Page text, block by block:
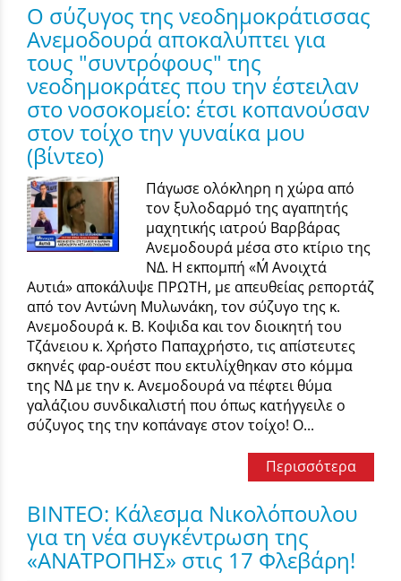
Ο σύζυγος της νεοδημοκράτισσας
Ανεμοδουρά αποκαλύπτει για
τους "συντρόφους" της
νεοδημοκράτες που την έστειλαν
στο νοσοκομείο: έτσι κοπανούσαν
στον τοίχο την γυναίκα μου
(βίντεο)
Πάγωσε ολόκληρη η χώρα από
τον ξυλοδαρμό της αγαπητής
μαχητικής ιατρού Βαρβάρας
Ανεμοδουρά μέσα στο κτίριο της
ΝΔ. Η εκπομπή «Μ΄ Ανοιχτά
Αυτιά» αποκάλυψε ΠΡΩΤΗ, με απευθείας ρεπορτάζ
από τον Αντώνη Μυλωνάκη, τον σύζυγο της κ.
Ανεμοδουρά κ. Β. Κοψιδα και τον διοικητή του
Τζάνειου κ. Χρήστο Παπαχρήστο, τις απίστευτες
σκηνές φαρ-ουέστ που εκτυλίχθηκαν στο κόμμα
της ΝΔ με την κ. Ανεμοδουρά να πέφτει θύμα
γαλάζιου συνδικαλιστή που όπως κατήγγειλε ο
σύζυγος της την κοπάναγε στον τοίχο! Ο...
Περισσότερα
BINTEO: Κάλεσμα Νικολόπουλου
για τη νέα συγκέντρωση της
«ΑΝΑΤΡΟΠΗΣ» στις 17 Φλεβάρη!